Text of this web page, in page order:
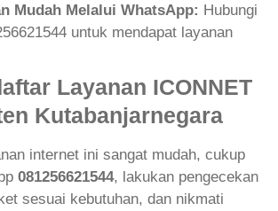
Mudah Melalui WhatsApp: Hubungi
untuk mendapat layanan
Layanan ICONNET
Kutabanjarnegara
internet ini sangat mudah, cukup
081256621544, lakukan pengecekan
sesuai kebutuhan, dan nikmati